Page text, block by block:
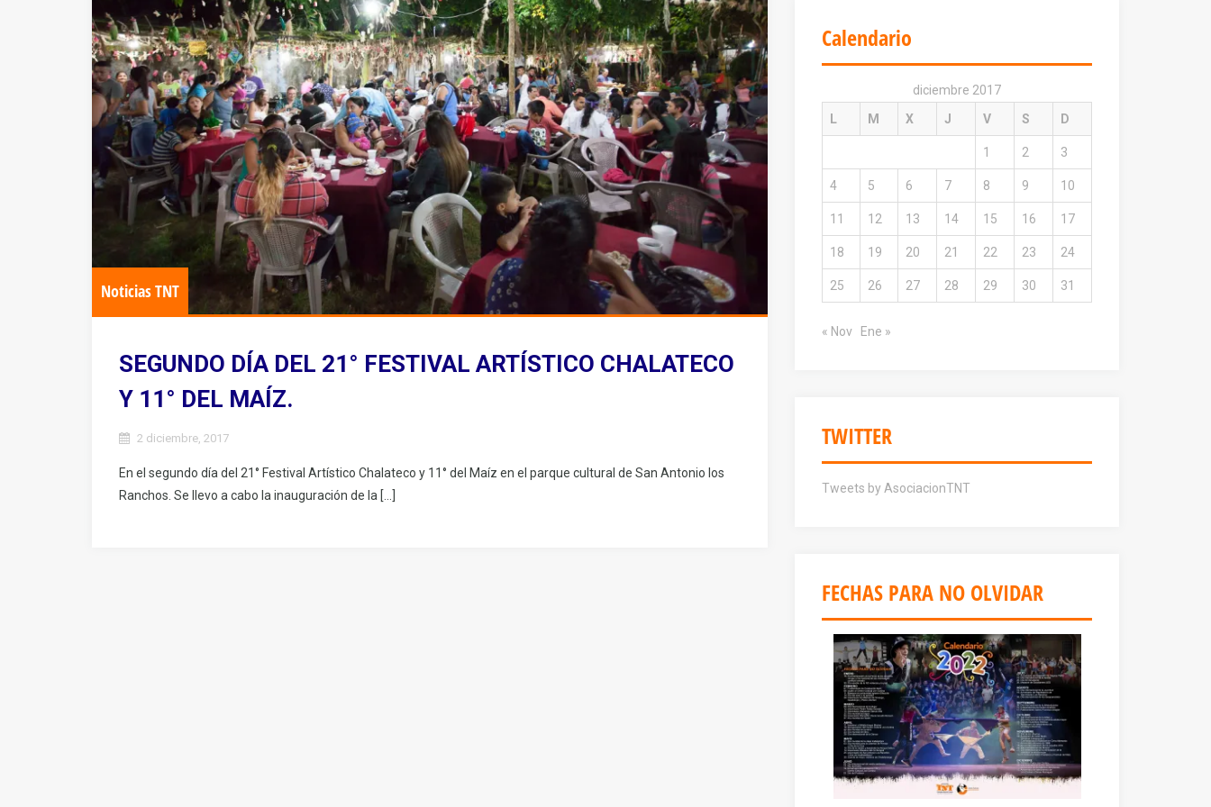
Noticias TNT
SEGUNDO DÍA DEL 21° FESTIVAL ARTÍSTICO CHALATECO
Y 11° DEL MAÍZ.
2 diciembre, 2017
En el segundo día del 21° Festival Artístico Chalateco y 11° del Maíz en el parque cultural de San Antonio los
Ranchos. Se llevo a cabo la inauguración de la […]
Calendario
diciembre 2017
L
M X J V S D
1 2 3
4 5 6 7 8 9 10
11 12 13 14 15 16 17
18 19 20 21 22 23 24
25 26 27 28 29 30 31
« Nov Ene »
TWITTER
Tweets by AsociacionTNT
FECHAS PARA NO OLVIDAR